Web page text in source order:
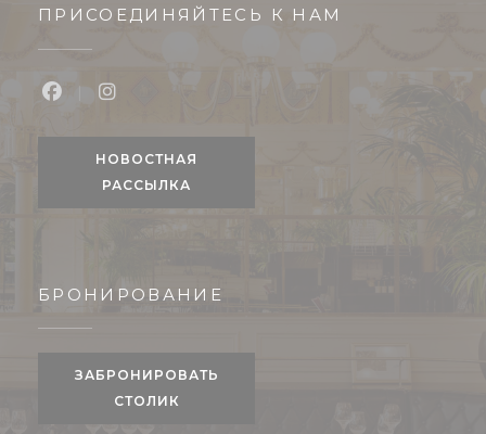
ПРИСОЕДИНЯЙТЕСЬ К НАМ
НОВОСТНАЯ
РАССЫЛКА
БРОНИРОВАНИЕ
ЗАБРОНИРОВАТЬ
СТОЛИК